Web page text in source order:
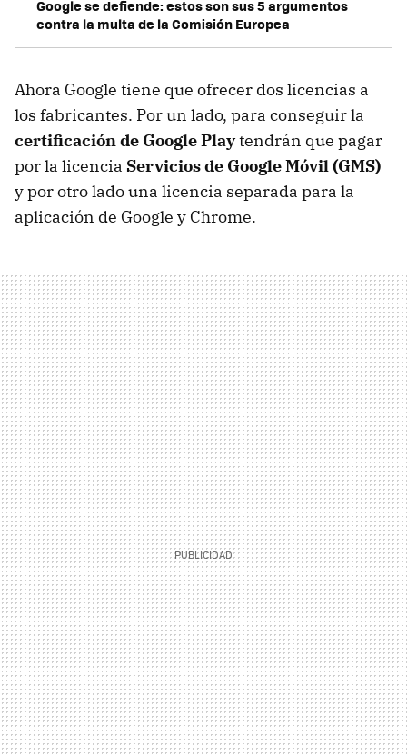
Google se defiende: estos son sus 5 argumentos
contra la multa de la Comisión Europea
Ahora Google tiene que ofrecer dos licencias a
los fabricantes. Por un lado, para conseguir la
certificación de Google Playtendrán que pagar
por la licencia Servicios de Google Móvil (GMS)
y por otro lado una licencia separada para la
aplicación de Google y Chrome.